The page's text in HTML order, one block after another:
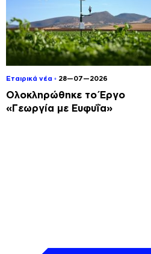
Εταιρικά νέα ◦ 28—07—2026
Ολοκληρώθηκε το Έργο
«Γεωργία με Ευφυΐα»